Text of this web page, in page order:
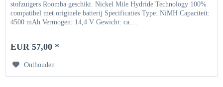
stofzuigers Roomba geschikt. Nickel Mile Hydride Technology 100%
compatibel met originele batterij Specificaties Type: NiMH Capaciteit:
4500 mAh Vermogen: 14,4 V Gewicht: ca....
EUR 57,00 *
Onthouden